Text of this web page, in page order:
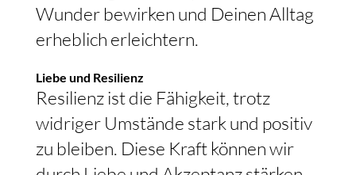
Wunder bewirken und Deinen Alltag
erheblich erleichtern.
Liebe und Resilienz
Resilienz ist die Fähigkeit, trotz
widriger Umstände stark und positiv
zu bleiben. Diese Kraft können wir